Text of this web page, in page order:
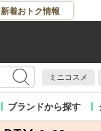
新着おトク情報
ミニコスメ
ブランドから探す